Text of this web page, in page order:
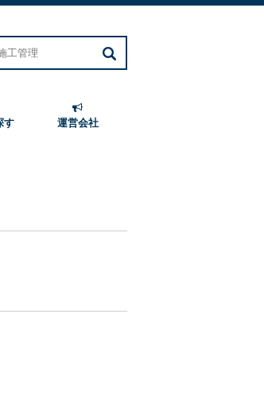
す 運営会社